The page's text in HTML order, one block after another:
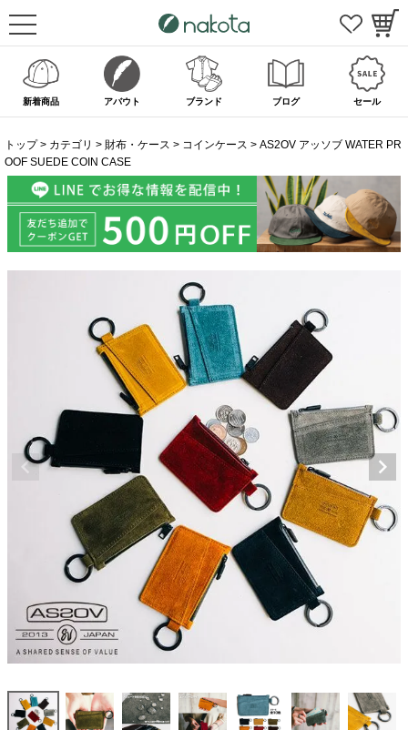
新着商品 アバウト ブランド ブログ セール
トップ カテゴリ 財布・ケース コインケース
AS2OV アッソブ WATER PR
OOF SUEDE COIN CASE